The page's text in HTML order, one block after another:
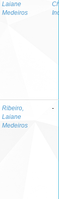
Laiane
Medeiros
Ribeiro,
Laiane
Medeiros
-